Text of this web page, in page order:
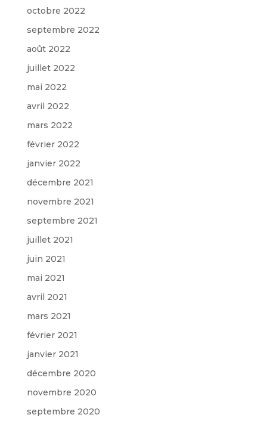
octobre 2022
septembre 2022
août 2022
juillet 2022
mai 2022
avril 2022
mars 2022
février 2022
janvier 2022
décembre 2021
novembre 2021
septembre 2021
juillet 2021
juin 2021
mai 2021
avril 2021
mars 2021
février 2021
janvier 2021
décembre 2020
novembre 2020
septembre 2020